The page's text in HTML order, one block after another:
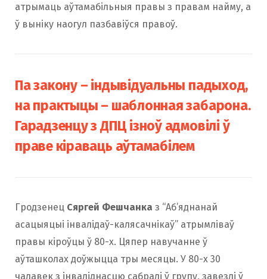
атрымаць аўтамабільныя правы з правам найму, а
ў выніку наогул пазбавіўся правоў.
Па закону – індывідуальны падыход,
на практыцы – шаблонная забарона.
Гарадзенцу з ДПЦ ізноў адмовілі ў
праве кіраваць аўтамабілем
Гродзенец Сяргей Фешчанка з “Аб’яднанай
асацыяцыі інвалідаў-калясачнікаў” атрымліваў
правы кіроўцы ў 80-х. Цяпер навучанне ў
аўташколах доўжыцца тры месяцы. У 80-х 30
чалавек з інваліднасцю сабралі ў групу, завезлі ў